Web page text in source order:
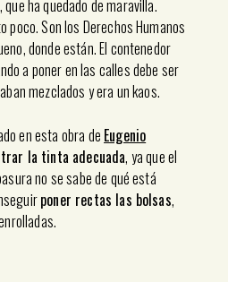
ha quedado de maravilla.
poco. Son los Derechos Humanos
donde están. El contenedor
a poner en las calles debe ser
mezclados y era un kaos.
en esta obra de Eugenio
la tinta adecuada, ya que el
no se sabe de qué está
poner rectas las bolsas,